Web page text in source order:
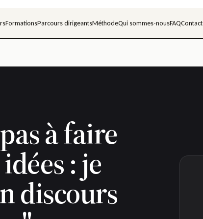
FormationsParcours dirigeantsMéthodeQui sommes-nousFAQContact
à faire
: je
discours